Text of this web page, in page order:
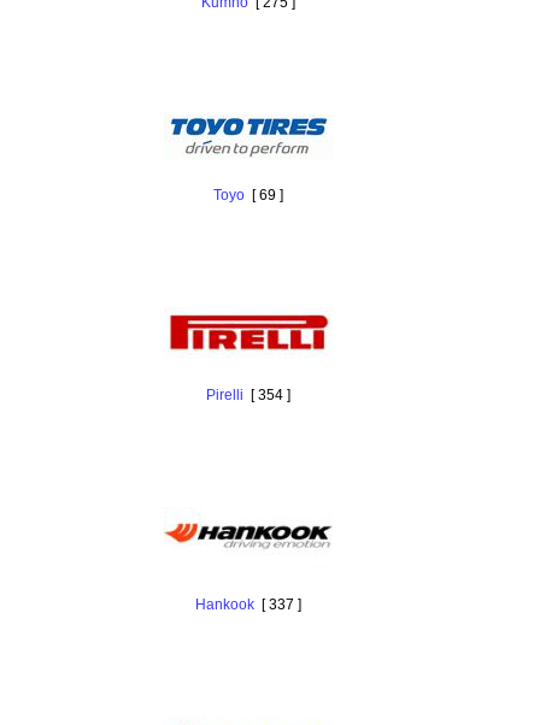
Toyo [ 69 ]
Pirelli [ 354 ]
Hankook [ 337 ]